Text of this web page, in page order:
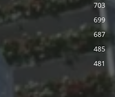
703
699
687
485
481